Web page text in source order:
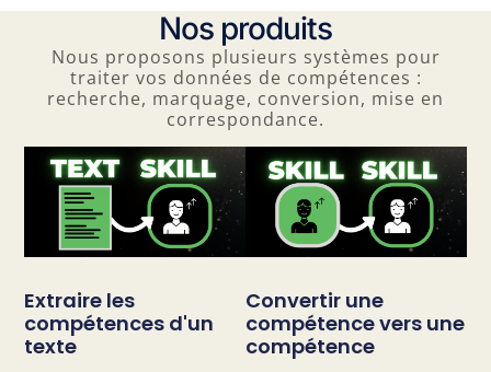
Nos produits
Nous proposons plusieurs systèmes pour
traiter vos données de compétences :
recherche, marquage, conversion, mise en
correspondance.
Extraire les
compétences d'un
texte
Convertir une
compétence vers une
compétence